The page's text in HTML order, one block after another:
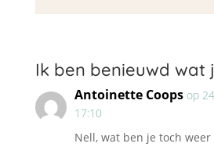
Ik ben benieuwd wat
Antoinette Coops op
17:10
Nell, wat ben je toch